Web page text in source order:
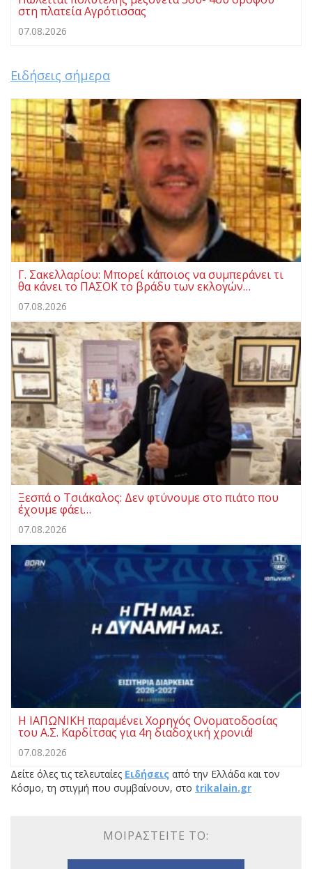
στη πλατεία Αγρότισσας
07.08.2026
Ειδήσεις σήμερα
Γ. Σακελλαρίου: Μπορεί κάποιος να συμπεράνει τι
θα κάνει το ΠΑΣΟΚ το βράδυ των εκλογών…
07.08.2026
Ξεσπά ο Τσιάκαλος: Δεν φτύνουμε στο πιάτο που
έχουμε φάει…
07.08.2026
Η ΙΑΠΩΝΙΚΗ παραμένει Χορηγός Ονοματοδοσίας
του Α.Σ. Καρδίτσας για 4η διαδοχική χρονιά!
07.08.2026
Δείτε όλες τις τελευταίες Ειδήσεις από την Ελλάδα και τον
Κόσμο, τη στιγμή που συμβαίνουν, στο trikalain.gr
ΜΟΙΡΑΣΤΕΊΤΕ ΤΟ: